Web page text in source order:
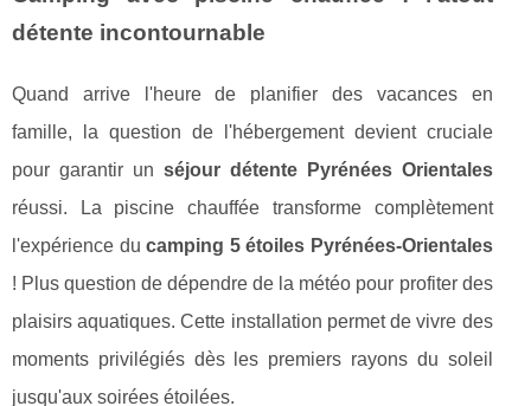
détente incontournable
Quand arrive l'heure de planifier des vacances en
famille, la question de l'hébergement devient cruciale
pour garantir un séjour détente Pyrénées Orientales
réussi. La piscine chauffée transforme complètement
l'expérience ducamping 5 étoiles Pyrénées-Orientales
! Plus question de dépendre de la météo pour profiter des
plaisirs aquatiques. Cette installation permet de vivre des
moments privilégiés dès les premiers rayons du soleil
jusqu'aux soirées étoilées.